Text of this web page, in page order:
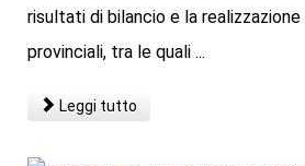
risultati di bilancio e la
provinciali, tra le quali ...
Leggi tutto